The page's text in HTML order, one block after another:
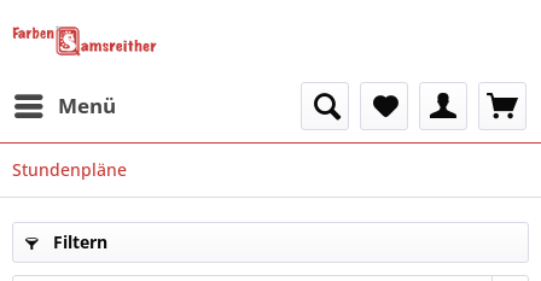
Menü
Stundenpläne
Filtern